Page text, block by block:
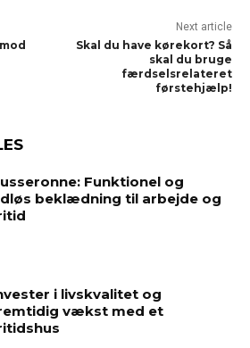
Next article
Skal du have kørekort? Så
skal du bruge
færdselsrelateret
førstehjælp!
Funktionel og
beklædning til arbejde og
i livskvalitet og
vækst med et